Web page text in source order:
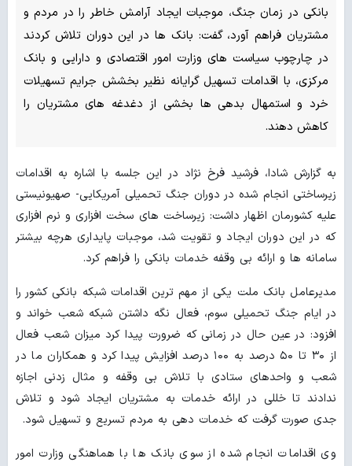
بانکی در زمان جنگ، موجبات ایجاد آرامش خاطر را در مردم و
مشتریان فراهم آورد، گفت: بانک ها در این دوران تلاش کردند
در چارچوب سیاست های وزارت امور اقتصادی و دارایی و بانک
مرکزی، با اقدامات تسهیل گرایانه نظیر بخشش جرایم تسهیلات
خرد و استمهال بدهی ها بخشی از دغدغه های مشتریان را
کاهش دهند.
به گزارش شادا، فرشید فرخ نژاد در این جلسه با اشاره به اقدامات
زیرساختی انجام شده در دوران جنگ تحمیلی آمریکایی- صهیونیستی
علیه کشورمان اظهار داشت: زیرساخت های سخت افزاری و نرم افزاری
که در این دوران ایجاد و تقویت شد، موجبات پایداری هرچه بیشتر
سامانه ها و ارائه بی وقفه خدمات بانکی را فراهم کرد.
مدیرعامل بانک ملت یکی از مهم ترین اقدامات شبکه بانکی کشور را
در ایام جنگ تحمیلی سوم، فعال نگه داشتن شبکه شعب خواند و
افزود: در عین حال در زمانی که ضرورت پیدا کرد میزان شعب فعال
از ۳۰ تا ۵۰ درصد به ۱۰۰ درصد افزایش پیدا کرد و همکاران ما در
شعب و واحدهای ستادی با تلاش بی وقفه و مثال زدنی اجازه
ندادند تا خللی در ارائه خدمات به مشتریان ایجاد شود و تلاش
جدی صورت گرفت که خدمات دهی به مردم تسریع و تسهیل شود.
وی اقدامات انجام شده از سوی بانک ها با هماهنگی وزارت امور